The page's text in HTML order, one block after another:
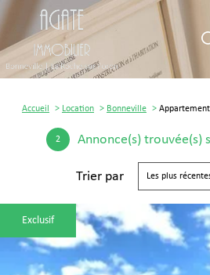
Accueil 0
Langue
fr
Accueil Location Bonneville Appartement
2 Annonce(s) trouvée(s)
Trier par Les plus
Exclusif